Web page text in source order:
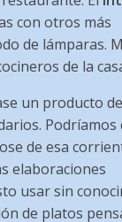
con otros más
de lámparas.
de la
un producto de
Podríamos
de esa
elaboraciones
usar sin
de platos